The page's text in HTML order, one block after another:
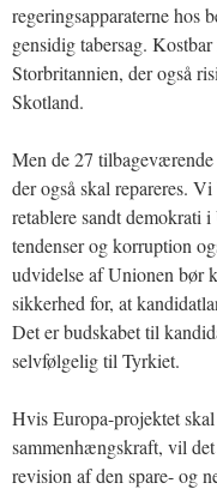
regeringsapparaterne hos
gensidig tabersag.
Storbritannien, der også
Skotland.
Men de 27
der også skal repareres.
retablere sandt demokrati
tendenser og korruption
udvidelse af Unionen bør
sikkerhed for, at
Det er budskabet til
selvfølgelig til Tyrkiet.
Hvis Europa-projektet
sammenhængskraft, vil
revision af den spare- og